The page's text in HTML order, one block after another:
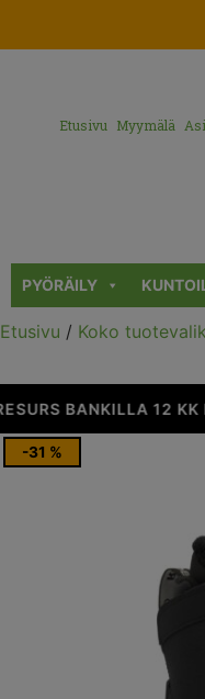
Etusivu Myymälä
PYÖRÄILY
Etusivu / Koko
BANKILLA 12 KK
-31 %